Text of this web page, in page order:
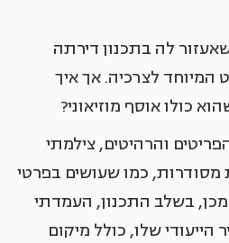
לה בתכנון דירתה
לצרכיה. אך איך
כולו אוסף מוזיאוני?
והרהיטים, צילמתי
מסודרות, כמו שעושים בפרטי
מכן, בשלב התכנון, העמדתי
שלו, כולל מיקום